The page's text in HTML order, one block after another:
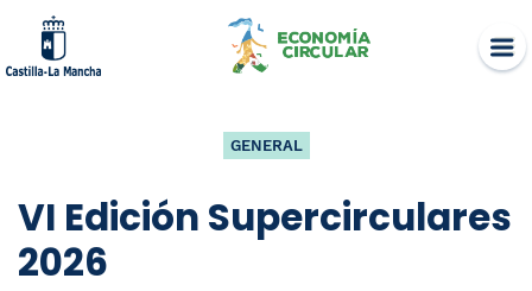
content
GENERAL
VI Edición Supercirculares
2026